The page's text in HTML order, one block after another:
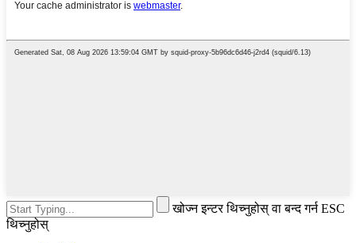
खोज्न इन्टर थिच्नुहोस् वा बन्द गर्न ESC
थिच्नुहोस्